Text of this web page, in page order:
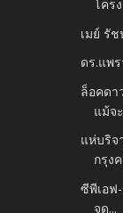
โคร
เมย์ รั
ดร.แพ
ล็อคดา
แม้จ
แห่บริจ
กรุง
ซีพีเอฟ
จุด...